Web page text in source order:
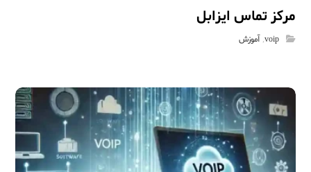
مرکز تماس ایزابل
voip
,آموزش